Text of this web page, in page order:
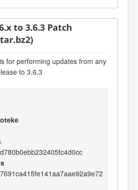
to 3.6.3 Patch
for performing updates from any
to 3.6.3